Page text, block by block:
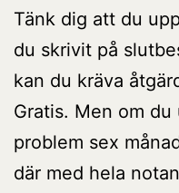
Tänk dig att du
du skrivit på
kan du kräva
Gratis. Men om du
problem sex
där med hela